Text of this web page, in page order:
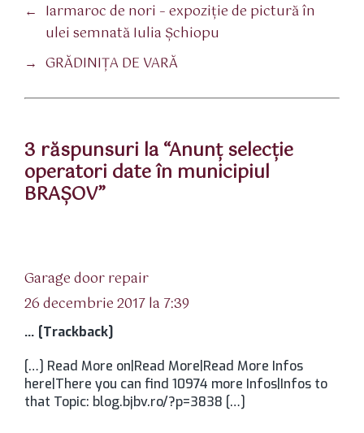
← Iarmaroc de nori – expoziție de pictură în
ulei semnată Iulia Șchiopu
→ GRĂDINIŢA DE VARĂ
3 răspunsuri la “Anunţ selecţie
operatori date în municipiul
BRAŞOV”
Garage door repairspune:
26 decembrie 2017 la 7:39
… [Trackback]
[…] Read More on|Read More|Read More Infos
here|There you can find 10974 more Infos|Infos to
that Topic: blog.bjbv.ro/?p=3838 […]